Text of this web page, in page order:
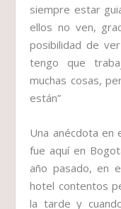
siempre estar
ellos no ven,
posibilidad de
tengo que
muchas cosas,
están”
Una anécdota en
fue aquí en
año pasado, en
hotel contentos
la tarde y